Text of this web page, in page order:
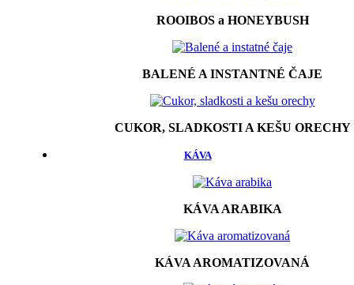
ROOIBOS a HONEYBUSH
BALENÉ A INSTANTNÉ ČAJE
CUKOR, SLADKOSTI A KEŠU ORECHY
KÁVA
KÁVA ARABIKA
KÁVA AROMATIZOVANÁ